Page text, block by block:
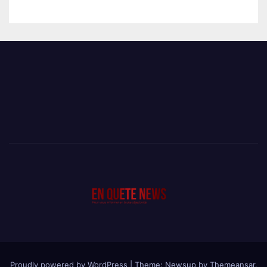
Proudly powered by WordPress Theme: Newsup by Themeansar.